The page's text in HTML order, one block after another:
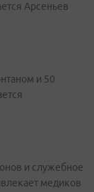
Арсеньев
и 50
и служебное
медиков